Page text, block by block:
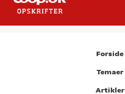
Forside
Temaer
Artikler